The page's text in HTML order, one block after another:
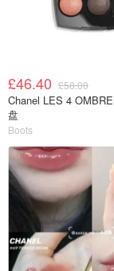
£46.40 £58.00
Chanel LES 4
盘
Boots